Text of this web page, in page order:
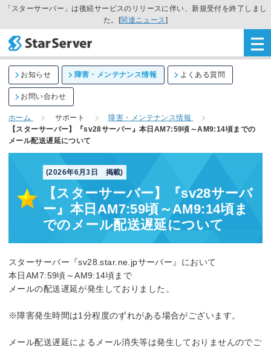
「スターサーバー」は後続サービスのリリースに伴い、新規受付を終了しまし
た。[関連ニュース]
お知らせ 障害・メンテナンス情報 よくある質問
お問い合わせ
ホーム サポート
障害・メンテナンス情報
【スターサーバー】『sv28サーバー』本日AM7:59頃～AM9:14頃までの
メール配送遅延について
(2026年6月3日 掲載)
【スターサーバー】『sv28サーバ
ー』本日AM7:59頃～AM9:14頃ま
でのメール配送遅延について
スターサーバー『sv28.star.ne.jpサーバー』において
本日AM7:59頃～AM9:14頃まで
メールの配送遅延が発生しておりました。
※障害発生時間は1分程度のずれがある場合がございます。
メール配送遅延によるメール消失等は発生しておりませんのでご